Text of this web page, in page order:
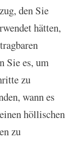
den Sie
hätten,
Sie es, um
zu
wann es
höllischen
zu